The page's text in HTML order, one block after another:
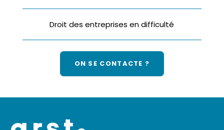
Droit des entreprises en difficulté
ON SE CONTACTE ?